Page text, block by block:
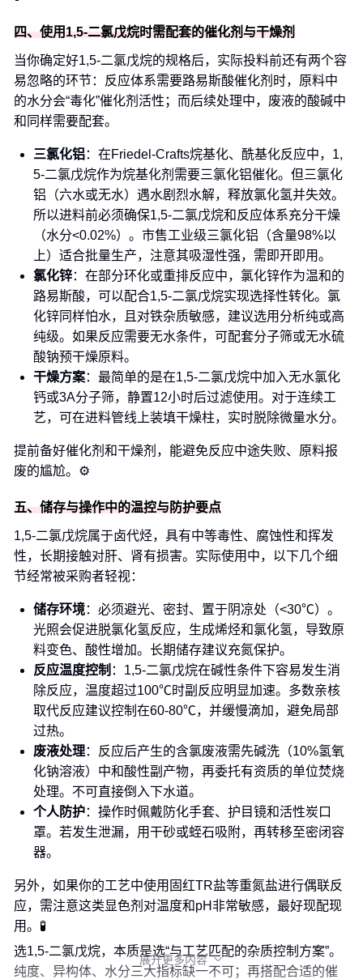
四、使用1,5-二氯戊烷时需配套的催化剂与干燥剂
当你确定好1,5-二氯戊烷的规格后，实际投料前还有两个容
易忽略的环节：反应体系需要路易斯酸催化剂时，原料中
的水分会“毒化”催化剂活性；而后续处理中，废液的酸碱中
和同样需要配套。
三氯化铝：在Friedel-Crafts烷基化、酰基化反应中，1,
5-二氯戊烷作为烷基化剂需要三氯化铝催化。但三氯化
铝（六水或无水）遇水剧烈水解，释放氯化氢并失效。
所以进料前必须确保1,5-二氯戊烷和反应体系充分干燥
（水分<0.02%）。市售工业级三氯化铝（含量98%以
上）适合批量生产，注意其吸湿性强，需即开即用。
氯化锌：在部分环化或重排反应中，氯化锌作为温和的
路易斯酸，可以配合1,5-二氯戊烷实现选择性转化。氯
化锌同样怕水，且对铁杂质敏感，建议选用分析纯或高
纯级。如果反应需要无水条件，可配套分子筛或无水硫
酸钠预干燥原料。
干燥方案：最简单的是在1,5-二氯戊烷中加入无水氯化
钙或3A分子筛，静置12小时后过滤使用。对于连续工
艺，可在进料管线上装填干燥柱，实时脱除微量水分。
提前备好催化剂和干燥剂，能避免反应中途失败、原料报
废的尴尬。⚙️
五、储存与操作中的温控与防护要点
1,5-二氯戊烷属于卤代烃，具有中等毒性、腐蚀性和挥发
性，长期接触对肝、肾有损害。实际使用中，以下几个细
节经常被采购者轻视：
储存环境：必须避光、密封、置于阴凉处（<30℃）。
光照会促进脱氯化氢反应，生成烯烃和氯化氢，导致原
料变色、酸性增加。长期储存建议充氮保护。
反应温度控制 ：1,5-二氯戊烷在碱性条件下容易发生消
除反应，温度超过100℃时副反应明显加速。多数亲核
取代反应建议控制在60-80℃，并缓慢滴加，避免局部
过热。
废液处理：反应后产生的含氯废液需先碱洗（10%氢氧
化钠溶液）中和酸性副产物，再委托有资质的单位焚烧
处理。不可直接倒入下水道。
个人防护：操作时佩戴防化手套、护目镜和活性炭口
罩。若发生泄漏，用干砂或蛭石吸附，再转移至密闭容
器。
另外，如果你的工艺中使用固红TR盐等重氮盐进行偶联反
应，需注意这类显色剂对温度和pH非常敏感，最好现配现
用。🧪
选1,5-二氯戊烷，本质是选“与工艺匹配的杂质控制方案”。
纯度、异构体、水分三大指标缺一不可；再搭配合适的催
展开更多内容 